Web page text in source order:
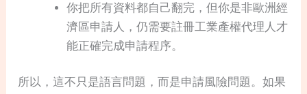
你把所有資料都自己翻完，但你是非歐洲經
濟區申請人，仍需要註冊工業產權代理人才
能正確完成申請程序。
所以，這不只是語言問題，而是申請風險問題。如果